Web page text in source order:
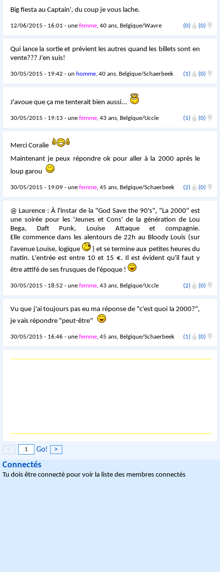
Big fiesta au Captain', du coup je vous lache.
12/06/2015 - 16:01 - unefemme, 40 ans, Belgique/Wavre (0) (0)
Qui lance la sortie et prévient les autres quand les billets sont en
vente??? J'en suis!
30/05/2015 - 19:42 - un homme, 40 ans, Belgique/Schaerbeek (1) (0)
J'avoue que ça me tenterait bien aussi...
30/05/2015 - 19:13 - unefemme, 43 ans, Belgique/Uccle (1) (0)
Merci Coralie
Maintenant je peux répondre ok pour aller à la 2000 après le
loup garou
30/05/2015 - 19:09 - unefemme, 45 ans, Belgique/Schaerbeek (2) (0)
@ Laurence : À l'instar de la "God Save the 90's", "La 2000" est
une soirée pour les 'Jeunes et Cons' de la génération de Lou
Bega, Daft Punk, Louise Attaque et compagnie.
Elle commence dans les alentours de 22h au Bloody Louis (sur
l'avenue Louise, logique
) et se termine aux petites heures du
matin. L'entrée est entre 10 et 15 €. Il est évident qu'il faut y
être attifé de ses frusques de l'époque !
30/05/2015 - 18:52 - unefemme, 43 ans, Belgique/Uccle (2) (0)
Vu que j'ai toujours pas eu ma réponse de "c'est quoi la 2000?",
je vais répondre "peut-être"
30/05/2015 - 16:46 - unefemme, 45 ans, Belgique/Schaerbeek (1) (0)
< Go! >
Connectés
Tu dois être connecté pour voir la liste des membres connectés